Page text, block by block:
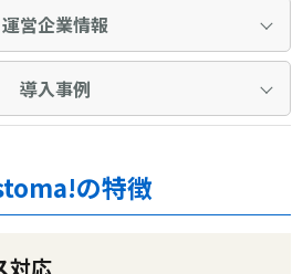
運営企業情報
導入事例
の特徴